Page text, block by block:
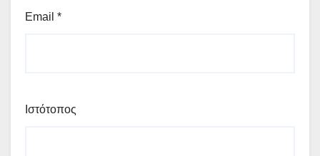
Email *
Ιστότοπος